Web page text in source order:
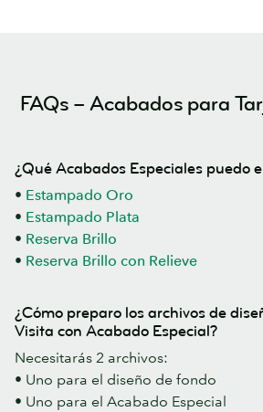
FAQs – Acabados para
¿Qué Acabados Especiales puedo
• Estampado Oro
• Estampado Plata
• Reserva Brillo
• Reserva Brillo con Relieve
¿Cómo preparo los archivos de
Visita con Acabado Especial?
Necesitarás 2 archivos:
• Uno para el diseño de fondo
• Uno para el Acabado Especial